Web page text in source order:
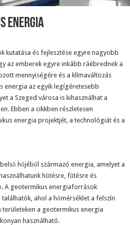
Energia
kutatása és fejlesztése egyre nagyobb
az emberek egyre inkább ráébrednek a
mennyiségére és a klímaváltozás
energia az egyik legígéretesebb
a Szeged városa is kihasználhat a
Ebben a cikkben részletesen
energia projektjét, a technológiát és a
hőjéből származó energia, amelyet a
hűtésre, fűtésre és
A geotermikus energiaforrások
ahol a hőmérséklet a felszín
területeken a geotermikus energia
használható.